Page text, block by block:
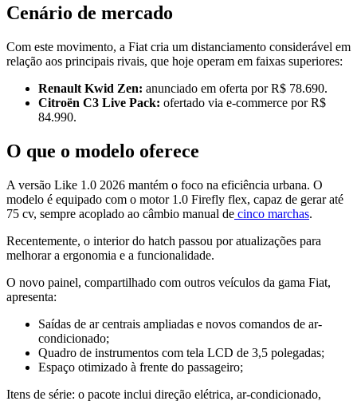
Cenário de mercado
Com este movimento, a Fiat cria um distanciamento considerável em
relação aos principais rivais, que hoje operam em faixas superiores:
Renault Kwid Zen: anunciado em oferta por R$ 78.690.
Citroën C3 Live Pack: ofertado via e-commerce por R$
84.990.
O que o modelo oferece
A versão Like 1.0 2026 mantém o foco na eficiência urbana. O
modelo é equipado com o motor 1.0 Firefly flex, capaz de gerar até
75 cv, sempre acoplado ao câmbio manual de cinco marchas.
Recentemente, o interior do hatch passou por atualizações para
melhorar a ergonomia e a funcionalidade.
O novo painel, compartilhado com outros veículos da gama Fiat,
apresenta:
Saídas de ar centrais ampliadas e novos comandos de ar-
condicionado;
Quadro de instrumentos com tela LCD de 3,5 polegadas;
Espaço otimizado à frente do passageiro;
Itens de série: o pacote inclui direção elétrica, ar-condicionado,